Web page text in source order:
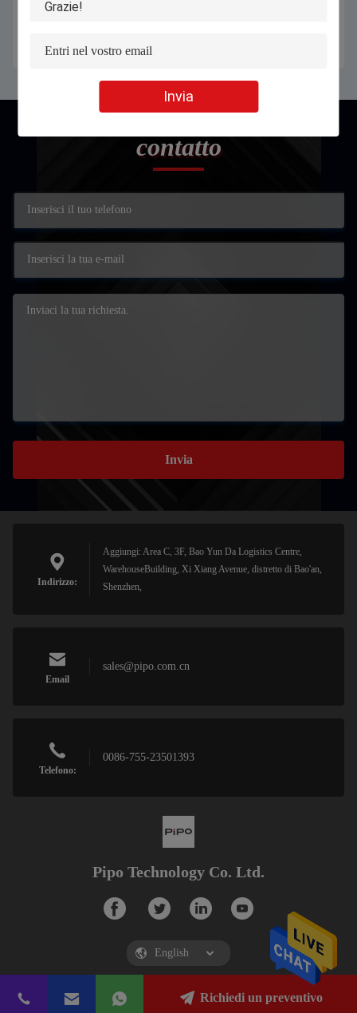
Invia
Laptop a 11,6 pollici per lo studente
Ottenga il migliore prezzo
contatto
Invia
Indirizzo:
Aggiungi: Area C, 3F, Bao Yun Da Logistics Centre,
WarehouseBuilding, Xi Xiang Avenue, distretto di Bao'an,
Shenzhen,
Email
sales@pipo.com.cn
Telefono:
0086-755-23501393
Pipo Technology Co. Ltd.
Pipo Technology Co. Ltd.Richiedi un preventivo